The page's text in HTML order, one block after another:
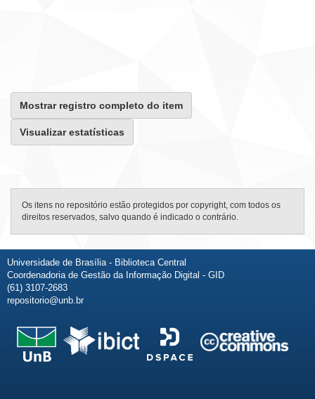
Mostrar registro completo do item
Visualizar estatísticas
Os itens no repositório estão protegidos por copyright, com todos os
direitos reservados, salvo quando é indicado o contrário.
Universidade de Brasília - Biblioteca Central
Coordenadoria de Gestão da Informação Digital - GID
(61) 3107-2683
repositorio@unb.br